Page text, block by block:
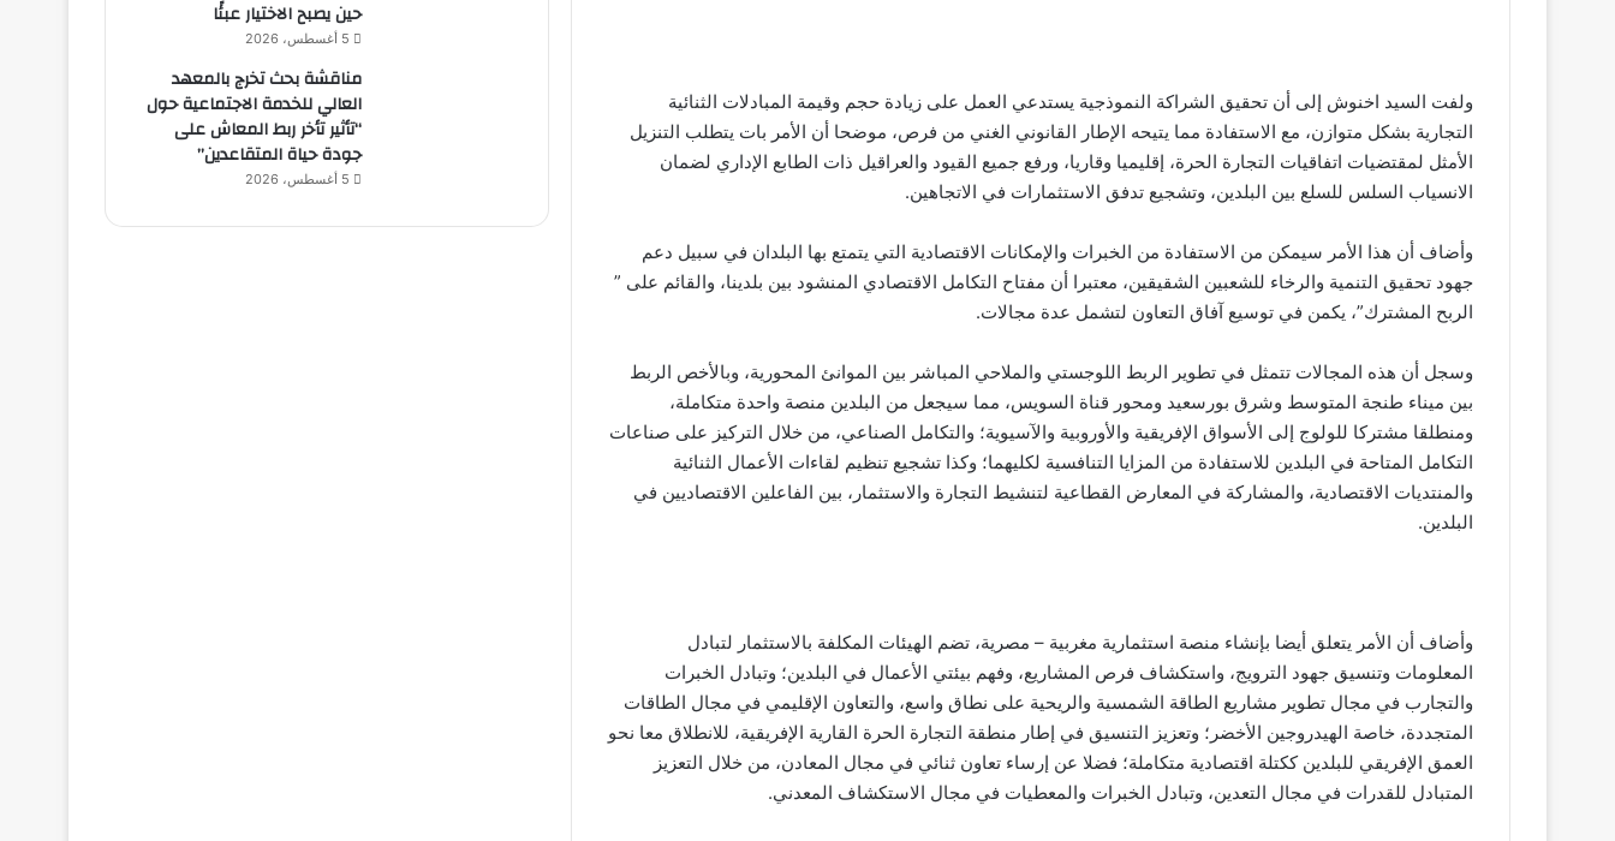
ولفت السيد اخنوش إلى أن تحقيق الشراكة النموذجية يستدعي العمل على زيادة حجم وقيمة المبادلات الثنائية
التجارية بشكل متوازن، مع الاستفادة مما يتيحه الإطار القانوني الغني من فرص، موضحا أن الأمر بات يتطلب التنزيل
الأمثل لمقتضيات اتفاقيات التجارة الحرة، إقليميا وقاريا، ورفع جميع القيود والعراقيل ذات الطابع الإداري لضمان
الانسياب السلس للسلع بين البلدين، وتشجيع تدفق الاستثمارات في الاتجاهين.
وأضاف أن هذا الأمر سيمكن من الاستفادة من الخبرات والإمكانات الاقتصادية التي يتمتع بها البلدان في سبيل دعم
جهود تحقيق التنمية والرخاء للشعبين الشقيقين، معتبرا أن مفتاح التكامل الاقتصادي المنشود بين بلدينا، والقائم على ”
الربح المشترك”، يكمن في توسيع آفاق التعاون لتشمل عدة مجالات.
وسجل أن هذه المجالات تتمثل في تطوير الربط اللوجستي والملاحي المباشر بين الموانئ المحورية، وبالأخص الربط
بين ميناء طنجة المتوسط وشرق بورسعيد ومحور قناة السويس، مما سيجعل من البلدين منصة واحدة متكاملة،
ومنطلقا مشتركا للولوج إلى الأسواق الإفريقية والأوروبية والآسيوية؛ والتكامل الصناعي، من خلال التركيز على صناعات
التكامل المتاحة في البلدين للاستفادة من المزايا التنافسية لكليهما؛ وكذا تشجيع تنظيم لقاءات الأعمال الثنائية
والمنتديات الاقتصادية، والمشاركة في المعارض القطاعية لتنشيط التجارة والاستثمار، بين الفاعلين الاقتصاديين في
البلدين.
وأضاف أن الأمر يتعلق أيضا بإنشاء منصة استثمارية مغربية – مصرية، تضم الهيئات المكلفة بالاستثمار لتبادل
المعلومات وتنسيق جهود الترويج، واستكشاف فرص المشاريع، وفهم بيئتي الأعمال في البلدين؛ وتبادل الخبرات
والتجارب في مجال تطوير مشاريع الطاقة الشمسية والريحية على نطاق واسع، والتعاون الإقليمي في مجال الطاقات
المتجددة، خاصة الهيدروجين الأخضر؛ وتعزيز التنسيق في إطار منطقة التجارة الحرة القارية الإفريقية، للانطلاق معا نحو
العمق الإفريقي للبلدين ككتلة اقتصادية متكاملة؛ فضلا عن إرساء تعاون ثنائي في مجال المعادن، من خلال التعزيز
المتبادل للقدرات في مجال التعدين، وتبادل الخبرات والمعطيات في مجال الاستكشاف المعدني.
حين يصبح الاختيار عبئًا
5 أغسطس، 2026
مناقشة بحث تخرج بالمعهد
العالي للخدمة الاجتماعية حول
“تأثير تأخر ربط المعاش على
جودة حياة المتقاعدين”
5 أغسطس، 2026